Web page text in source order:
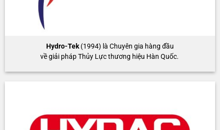
Hydro-Tek (1994) là Chuyên gia hàng đầu
về giải pháp Thủy Lực thương hiệu Hàn Quốc.